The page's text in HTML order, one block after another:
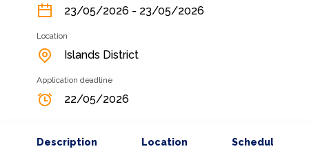
23/05/2026 - 23/05/2026
Location
Islands District
Application deadline
22/05/2026
Description Location Schedule